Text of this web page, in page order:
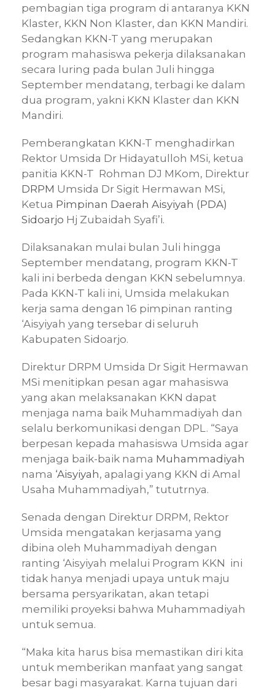
pembagian tiga program di antaranya KKN
Klaster, KKN Non Klaster, dan KKN Mandiri.
Sedangkan KKN-T yang merupakan
program mahasiswa pekerja dilaksanakan
secara luring pada bulan Juli hingga
September mendatang, terbagi ke dalam
dua program, yakni KKN Klaster dan KKN
Mandiri.
Pemberangkatan KKN-T menghadirkan
Rektor Umsida Dr Hidayatulloh MSi, ketua
panitia KKN-T Rohman DJ MKom, Direktur
DRPM Umsida Dr Sigit Hermawan MSi,
Ketua Pimpinan Daerah Aisyiyah (PDA)
Sidoarjo Hj Zubaidah Syafi’i.
Dilaksanakan mulai bulan Juli hingga
September mendatang, program KKN-T
kali ini berbeda dengan KKN sebelumnya.
Pada KKN-T kali ini, Umsida melakukan
kerja sama dengan 16 pimpinan ranting
‘Aisyiyah yang tersebar di seluruh
Kabupaten Sidoarjo.
Direktur DRPM Umsida Dr Sigit Hermawan
MSi menitipkan pesan agar mahasiswa
yang akan melaksanakan KKN dapat
menjaga nama baik Muhammadiyah dan
selalu berkomunikasi dengan DPL. “Saya
berpesan kepada mahasiswa Umsida agar
menjaga baik-baik nama Muhammadiyah
nama ‘Aisyiyah, apalagi yang KKN di Amal
Usaha Muhammadiyah,” tututrnya.
Senada dengan Direktur DRPM, Rektor
Umsida mengatakan kerjasama yang
dibina oleh Muhammadiyah dengan
ranting ‘Aisyiyah melalui Program KKN ini
tidak hanya menjadi upaya untuk maju
bersama persyarikatan, akan tetapi
memiliki proyeksi bahwa Muhammadiyah
untuk semua.
“Maka kita harus bisa memastikan diri kita
untuk memberikan manfaat yang sangat
besar bagi masyarakat. Karna tujuan dari